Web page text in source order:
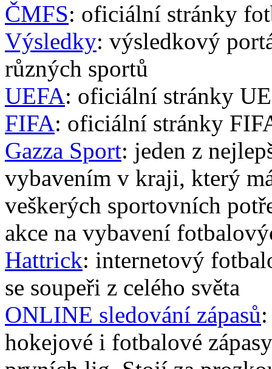
ČMFS: oficiální stránky
Výsledky: výsledkový
různých sportů
UEFA: oficiální stránky
FIFA: oficiální stránky
Gazza Sport: jeden z
vybavením v kraji, který
veškerých sportovních
akce na vybavení
Hattrick: internetový
se soupeři z celého světa
ONLINE sledování zápasů
hokejové i fotbalové